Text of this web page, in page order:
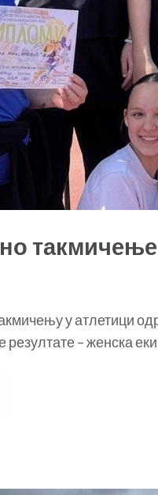
такмичење
у атлетици
резултате – женска